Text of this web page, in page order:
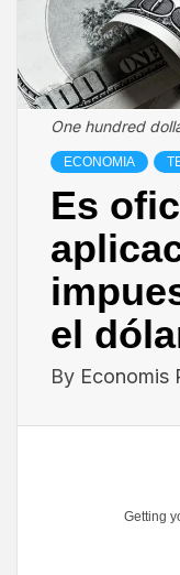
One hundred
ECONOMIA
Es
el
By Economis
Getting